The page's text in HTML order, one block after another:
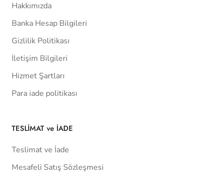
Hakkımızda
Banka Hesap Bilgileri
Gizlilik Politikası
İletişim Bilgileri
Hizmet Şartları
Para iade politikası
TESLİMAT ve İADE
Teslimat ve İade
Mesafeli Satış Sözleşmesi